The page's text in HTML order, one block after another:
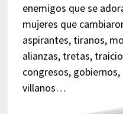
enemigos que se
mujeres que
aspirantes, tiranos,
alianzas, tretas,
congresos,
villanos…